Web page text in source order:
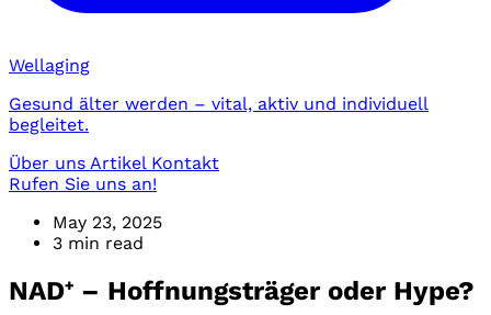
Wellaging
Gesund älter werden – vital, aktiv und individuell
begleitet.
Über uns Artikel Kontakt
Rufen Sie uns an!
May 23, 2025
3 min read
NAD⁺ – Hoffnungsträger oder Hype?